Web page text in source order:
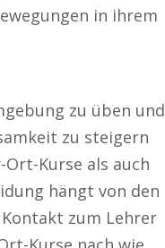
in ihrem
zu üben und
zu steigern
Kurse als auch
hängt von den
zum Lehrer